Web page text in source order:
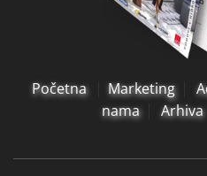
Početna Marketing
nama
Arhiva